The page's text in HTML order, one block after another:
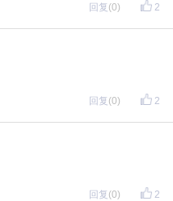
2
回复 (0)
2
回复 (0)
2
回复 (0)